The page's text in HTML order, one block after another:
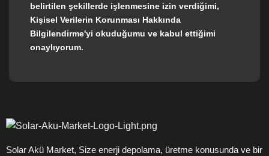
belirtilen şekillerde işlenmesine izin verdiğimi,
Kişisel Verilerin Korunması Hakkında
Bilgilendirme'yi okuduğumu ve kabul ettiğimi
onaylıyorum.
Solar Akü Market, Size enerji depolama, üretme konusunda ve bir